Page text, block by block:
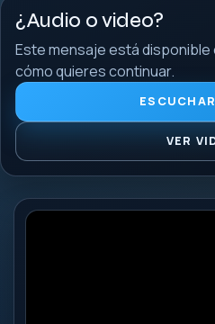
¿Audio o video?
Este mensaje está disponible
cómo quieres continuar.
VER